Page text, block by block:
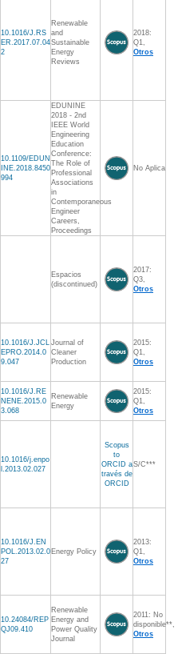
10.1016/J.RS
ER.2017.07.04
2
Renewable
and
Sustainable
Energy
Reviews
2018:
Q1,
Otros
10.1109/EDUN
INE.2018.8450
994
EDUNINE
2018 - 2nd
IEEE World
Engineering
Education
Conference:
The Role of
Professional
Associations
in
Contemporaneous
Engineer
Careers,
Proceedings
No Aplica
Espacios
(discontinued)
2017:
Q3,
Otros
10.1016/J.JCL
EPRO.2014.0
9.047
Journal of
Cleaner
Production
2015:
Q1,
Otros
10.1016/J.RE
NENE.2015.0
3.068
Renewable
Energy
2015:
Q1,
Otros
10.1016/j.enpo
l.2013.02.027
Scopus
to
ORCID a
través de
ORCID
S/C***
10.1016/J.EN
POL.2013.02.0
27
Energy Policy
2013:
Q1,
Otros
10.24084/REP
QJ09.410
Renewable
Energy and
Power Quality
Journal
2011: No
disponible**,
Otros